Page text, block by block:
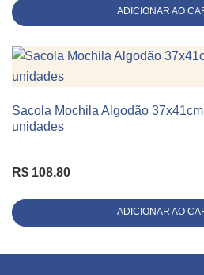
ADICIONAR AO
KIT 10 UNIDADES
Sacola Mochila Algodão
unidades
R$ 108,80
ADICIONAR AO